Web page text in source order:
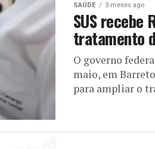
SAÚDE 3 meses ago
SUS recebe
tratamento
O governo
maio, em
para ampliar o